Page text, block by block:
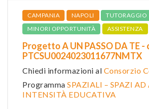
CAMPANIA NAPOLI
TUTORAGGIO
MINORI OPPORTUNITÀ
ASSISTENZA
Progetto A UN PASSO DA TE -
PTCSU0024023011677NMTX
Chiedi informazioni al Consorzio
Programma SPAZIALI – SPAZI AD
INTENSITÀ EDUCATIVA